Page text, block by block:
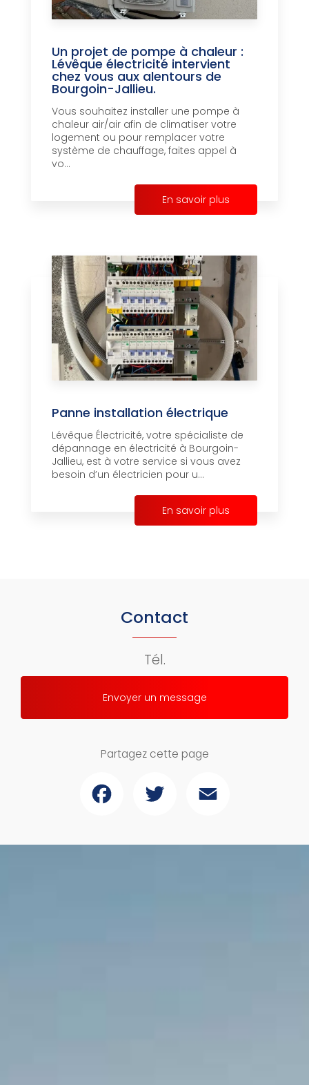
Un projet de pompe à chaleur :
Lévêque électricité intervient
chez vous aux alentours de
Bourgoin-Jallieu.
Vous souhaitez installer une pompe à
chaleur air/air afin de climatiser votre
logement ou pour remplacer votre
système de chauffage, faites appel à
vo...
En savoir plus
Panne installation électrique
Lévêque Électricité, votre spécialiste de
dépannage en électricité à Bourgoin-
Jallieu, est à votre service si vous avez
besoin d’un électricien pour u...
En savoir plus
Contact
Tél.
Envoyer un message
Partagez cette page